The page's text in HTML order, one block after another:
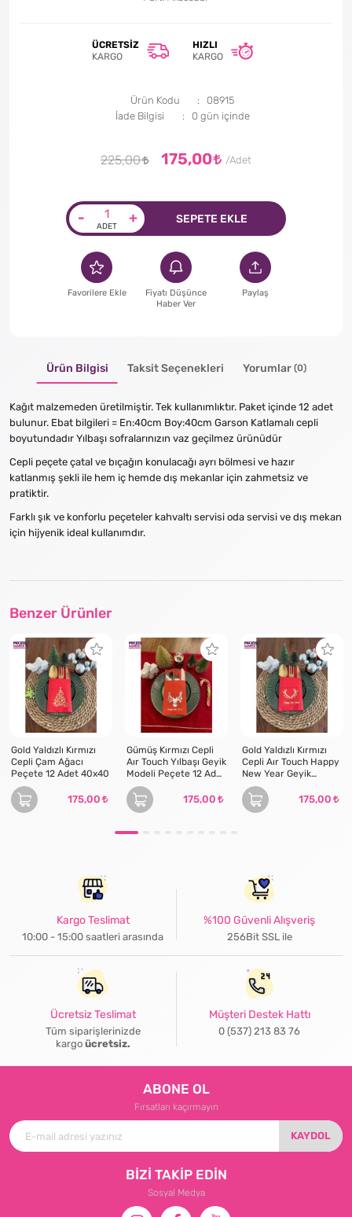
ÜCRETSIZ
KARGO
HIZLI
KARGO
Ürün Kodu
08915
İade Bilgisi
225,00 175,00
- + SEPETE EKLE
Favorilere Ekle
Fiyatı Düşünce
Haber Ver
Paylaş
Ürün Bilgisi Taksit Seçenekleri Yorumlar (0)
Kağıt malzemeden üretilmiştir. Tek kullanımlıktır. Paket içinde 12 adet
bulunur. Ebat bilgileri = En:40cm Boy:40cm Garson Katlamalı cepli
boyutundadır Yılbaşı sofralarınızın vaz geçilmez ürünüdür
Cepli peçete çatal ve bıçağın konulacağı ayrı bölmesi ve hazır
katlanmış şekli ile hem iç hemde dış mekanlar için zahmetsiz ve
pratiktir.
Farklı şık ve konforlu peçeteler kahvaltı servisi oda servisi ve dış mekan
için hijyenik ideal kullanımdır.
Benzer Ürünler
Gold Yaldızlı Kırmızı
Cepli Çam Ağacı
Peçete 12 Adet 40x40
175,00
Gümüş Kırmızı Cepli
Aır Touch Yılbaşı Geyik
Modeli Peçete 12 Adet
40x40
175,00
Gold Yaldızlı Kırmızı
Cepli Aır Touch Happy
New Year Geyik
Boynuzu Peçete 12
Adet 40x40
175,00
Kargo Teslimat
10:00 - 15:00 saatleri arasında
%100 Güvenli Alışveriş
256Bit SSL ile
Ücretsiz Teslimat
Tüm siparişlerinizde
kargo ücretsiz.
Müşteri Destek Hattı
0 (537) 213 83 76
ABONE OL
Fırsatları kaçırmayın
KAYDOL
BİZİ TAKİP EDİN
Sosyal Medya